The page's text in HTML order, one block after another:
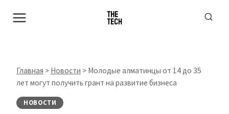
Главная > Новости > Молодые алматинцы от 14 до 35
лет могут получить грант на развитие бизнеса
НОВОСТИ